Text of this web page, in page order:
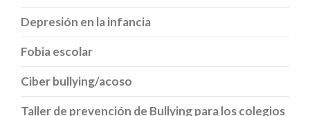
Depresión en la infancia
Fobia escolar
Ciber bullying/acoso
Taller de prevención de Bullying para los colegios